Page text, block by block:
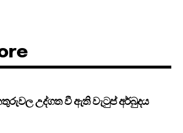
උද්ගත වී ඇති වැටුප් අර්බුදය